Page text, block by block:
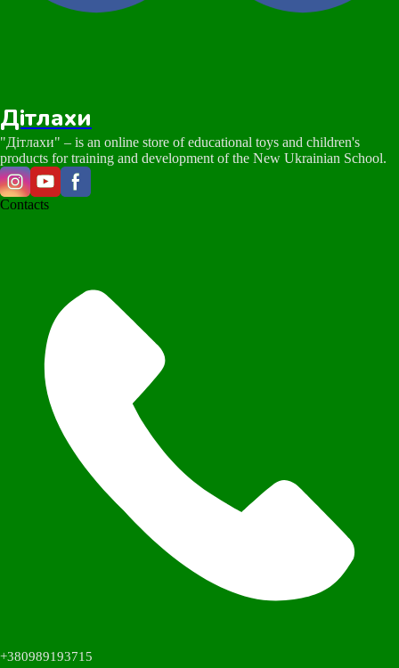
Дітлахи
"Дітлахи" – is an online store of educational toys and children's
products for training and development of the New Ukrainian School.
Contacts
+380989193715